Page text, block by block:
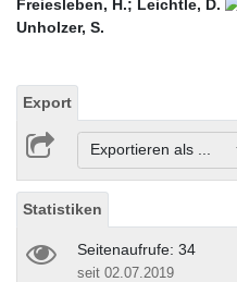
Freiesleben, H.; Leichtle, D.
Unholzer, S.
Export
Exportieren als ...
Statistiken
Seitenaufrufe: 34
seit 02.07.2019